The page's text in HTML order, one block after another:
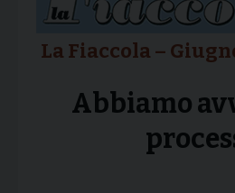
La Fiaccola –
Abbiamo